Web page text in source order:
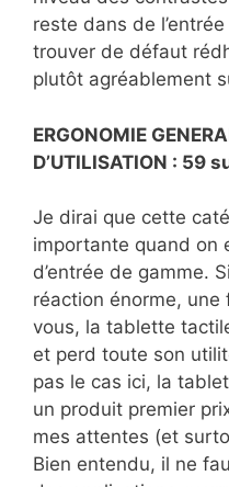
reste dans de
trouver de défaut
plutôt agréablement
ERGONOMIE
D’UTILISATION : 59
Je dirai que cette
importante quand on
d’entrée de gamme.
réaction énorme,
vous, la tablette
et perd toute son
pas le cas ici, la
un produit premier
mes attentes (et
Bien entendu, il ne